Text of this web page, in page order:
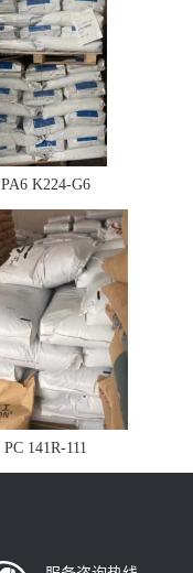
PA6 K224-G6
PC 141R-111